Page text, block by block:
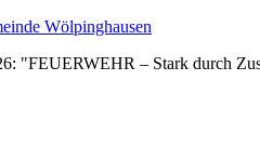
Wölpinghausen
"FEUERWEHR – Stark durch